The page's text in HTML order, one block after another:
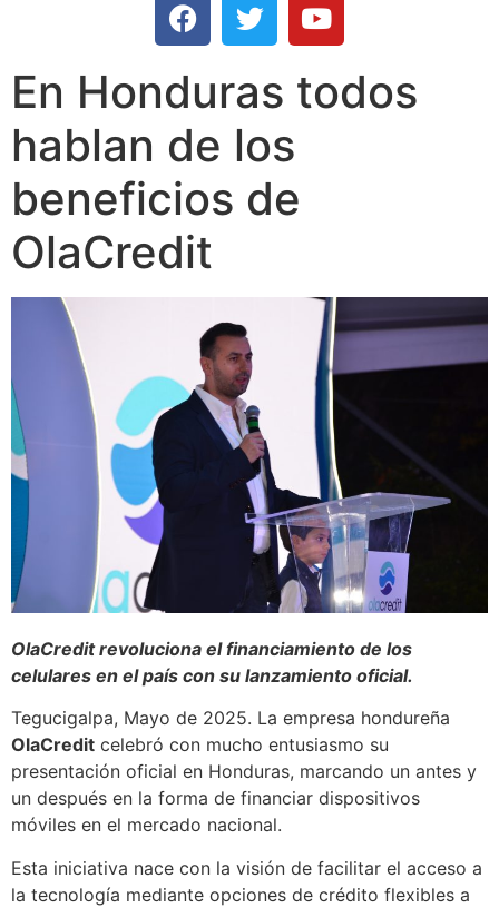
En Honduras todos
hablan de los
beneficios de
OlaCredit
OlaCredit revoluciona el financiamiento de los
celulares en el país con su lanzamiento oficial.
Tegucigalpa, Mayo de 2025. La empresa hondureña
OlaCredit celebró con mucho entusiasmo su
presentación oficial en Honduras, marcando un antes y
un después en la forma de financiar dispositivos
móviles en el mercado nacional.
Esta iniciativa nace con la visión de facilitar el acceso a
la tecnología mediante opciones de crédito flexibles a